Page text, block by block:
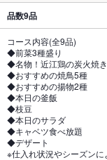
品数9品
コース内容(全9品)
◆前菜3種盛り
◆名物！近江鶏の炭火焼き
◆おすすめの焼鳥5種
◆おすすめの揚物2種
◆本日の釜飯
◆枝豆
◆本日のサラダ
◆キャベツ食べ放題
◆デザート
※仕入れ状況やシーズンに